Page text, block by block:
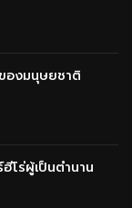
องมนุษยชาติ
โร่ผู้เป็นตำนาน